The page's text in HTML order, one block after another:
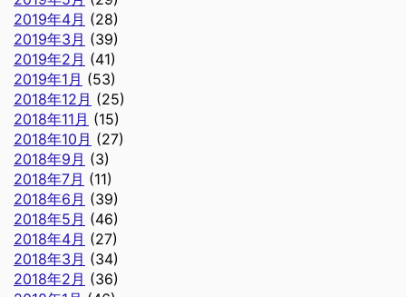
2019年4月 (28)
2019年3月 (39)
2019年2月 (41)
2019年1月 (53)
2018年12月 (25)
2018年11月 (15)
2018年10月 (27)
2018年9月 (3)
2018年7月 (11)
2018年6月 (39)
2018年5月 (46)
2018年4月 (27)
2018年3月 (34)
2018年2月 (36)